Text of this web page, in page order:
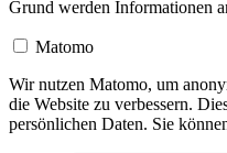
Grund werden Informationen
Matomo
Wir nutzen Matomo, um
die Website zu verbessern.
persönlichen Daten. Sie